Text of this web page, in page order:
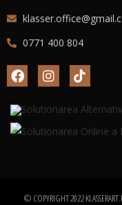
0771 400 804
© COPYRIGHT 2022